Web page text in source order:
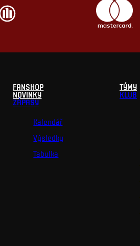
FANSHOP
NOVINKY
ZÁPASY
Kalendář
Výsledky
Tabulka
TÝMY
KLUB